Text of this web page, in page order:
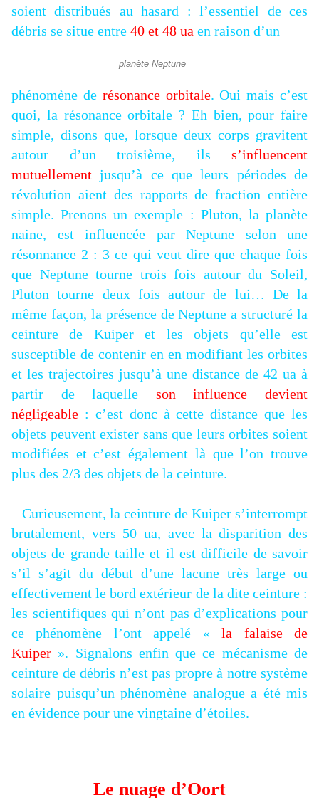
soient distribués au hasard : l’essentiel de ces
débris se situe entre 40 et 48 ua en raison d’un
planète Neptune
phénomène de résonance orbitale. Oui mais c’est
quoi, la résonance orbitale ? Eh bien, pour faire
simple, disons que, lorsque deux corps gravitent
autour d’un troisième, ils s’influencent
mutuellementjusqu’à ce que leurs périodes de
révolution aient des rapports de fraction entière
simple. Prenons un exemple : Pluton, la planète
naine, est influencée par Neptune selon une
résonnance 2 : 3 ce qui veut dire que chaque fois
que Neptune tourne trois fois autour du Soleil,
Pluton tourne deux fois autour de lui… De la
même façon, la présence de Neptune a structuré la
ceinture de Kuiper et les objets qu’elle est
susceptible de contenir en en modifiant les orbites
et les trajectoires jusqu’à une distance de 42 ua à
partir de laquelle son influence devient
négligeable : c’est donc à cette distance que les
objets peuvent exister sans que leurs orbites soient
modifiées et c’est également là que l’on trouve
plus des 2/3 des objets de la ceinture.
Curieusement, la ceinture de Kuiper s’interrompt
brutalement, vers 50 ua, avec la disparition des
objets de grande taille et il est difficile de savoir
s’il s’agit du début d’une lacune très large ou
effectivement le bord extérieur de la dite ceinture :
les scientifiques qui n’ont pas d’explications pour
ce phénomène l’ont appelé «la falaise de
Kuiper ». Signalons enfin que ce mécanisme de
ceinture de débris n’est pas propre à notre système
solaire puisqu’un phénomène analogue a été mis
en évidence pour une vingtaine d’étoiles.
Le nuage d’Oort